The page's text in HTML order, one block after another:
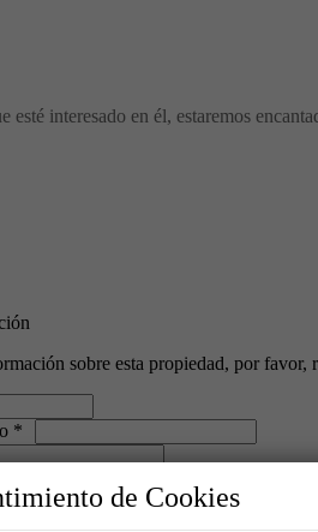
esté interesado en él, estaremos
sobre esta propiedad, por favor,
*
de Cookies